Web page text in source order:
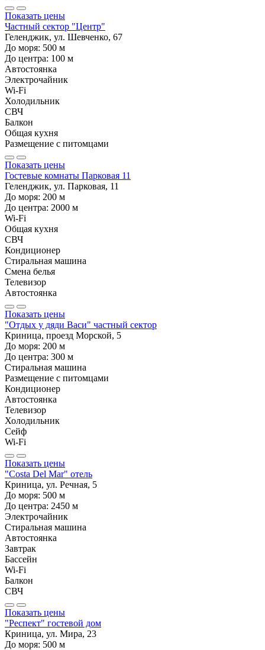
Показать цены
Частный сектор "Центр"
Геленджик, ул. Шевченко, 67
До моря: 500 м
До центра: 100 м
Автостоянка
Электрочайник
Wi-Fi
Холодильник
СВЧ
Балкон
Общая кухня
Размещение с питомцами
Показать цены
Гостевые комнаты Парковая 11
Геленджик, ул. Парковая, 11
До моря: 200 м
До центра: 2000 м
Wi-Fi
Общая кухня
СВЧ
Кондиционер
Стиральная машина
Смена белья
Телевизор
Автостоянка
Показать цены
"Отдых у дяди Васи" частный сектор
Криница, проезд Морской, 5
До моря: 200 м
До центра: 300 м
Стиральная машина
Размещение с питомцами
Кондиционер
Автостоянка
Телевизор
Холодильник
Сейф
Wi-Fi
Показать цены
"Costa Del Mar" отель
Криница, ул. Речная, 5
До моря: 500 м
До центра: 2450 м
Электрочайник
Стиральная машина
Автостоянка
Завтрак
Бассейн
Wi-Fi
Балкон
СВЧ
Показать цены
"Респект" гостевой дом
Криница, ул. Мира, 23
До моря: 500 м